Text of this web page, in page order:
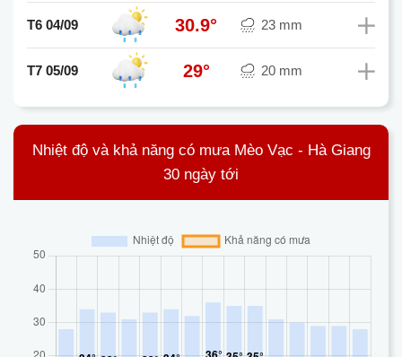
T6 04/09 30.9° 23 mm
T7 05/09 29° 20 mm
Nhiệt độ và khả năng có mưa Mèo Vạc - Hà Giang
30 ngày tới